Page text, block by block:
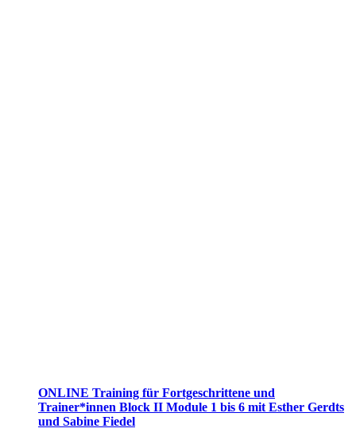
ONLINE Training für Fortgeschrittene und
Trainer*innen Block II Module 1 bis 6 mit Esther Gerdts
und Sabine Fiedel